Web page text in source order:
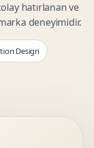
hatırlanan ve
deneyimidir.
Design